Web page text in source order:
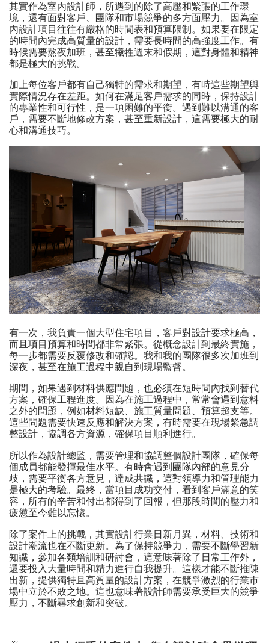
其實作為室內設計師，所遇到的除了高壓和緊張的工作環
境，還有面對客戶、團隊和市場競爭的多方面壓力。因為室
內設計項目往往有嚴格的時間表和預算限制。如果要在限定
的時間內完成高質量的設計，需要長時間的高強度工作。有
時候需要熬夜加班，甚至犧牲週末和假期，這對身體和精神
都是極大的挑戰。
加上每位客戶都有自己獨特的需求和期望，有時這些期望與
實際情況存在差距。如何在滿足客戶需求的同時，保持設計
的專業性和可行性，是一項困難的平衡。遇到難以溝通的客
戶，需要不斷地修改方案，甚至重新設計，這需要極大的耐
心和溝通技巧。
有一次，我負責一個大型住宅項目，客戶對設計要求極高，
而且項目預算和時間都非常緊張。從概念設計到最終實施，
每一步都需要反覆修改和確認。我和我的團隊很多次加班到
深夜，甚至在施工過程中親自到現場監督。
期間，如果遇到材料供應問題，也必須在短時間內找到替代
方案，確保工程進度。因為在施工過程中，常常會遇到意料
之外的問題，例如材料短缺、施工質量問題、預算超支等。
這些問題需要快速反應和解決方案，有時需要在現場緊急調
整設計，協調各方資源，確保項目順利進行。
所以作為設計總監，需要管理和協調整個設計團隊，確保每
個成員都能發揮最佳水平。有時會遇到團隊內部的意見分
歧，需要平衡各方意見，達成共識，這對領導力和管理能力
是極大的考驗。最終，當項目成功交付，看到客戶滿意的笑
容，所有的辛苦和付出都得到了回報，但那段時間的壓力和
疲憊至今難以忘懷。
除了案件上的挑戰，其實設計行業日新月異，材料、技術和
設計潮流也在不斷更新。為了保持競爭力，需要不斷學習新
知識，參加各類培訓和研討會，這意味著除了日常工作外，
還要投入大量時間和精力進行自我提升。這樣才能不斷推陳
出新，提供獨特且高質量的設計方案，在競爭激烈的行業市
場中立於不敗之地。這也意味著設計師需要承受巨大的競爭
壓力，不斷尋求創新和突破。